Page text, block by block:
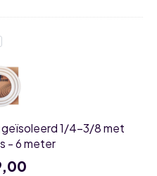
4-
8
geïsoleerd 1/4-3/8 met
- 6 meter